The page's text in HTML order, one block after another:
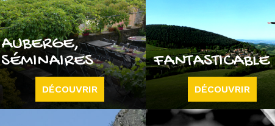
AUBERGE,
SÉMINAIRES
DÉCOUVRIR
FANTASTICABLE
DÉCOUVRIR